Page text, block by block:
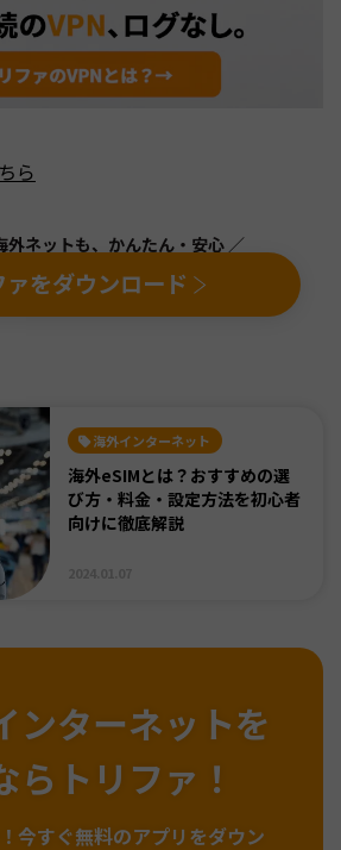
ら
外ネットも、かんたん・安心 ／
ァをダウンロード
海外インターネット
海外eSIMとは？おすすめの選
び方・料金・設定方法を初心者
向けに徹底解説
ンターネットを
らトリファ！
今すぐ無料のアプリをダウン